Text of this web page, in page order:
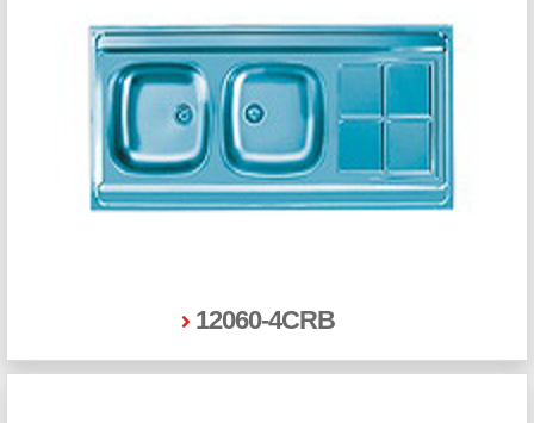
12060-4CRB